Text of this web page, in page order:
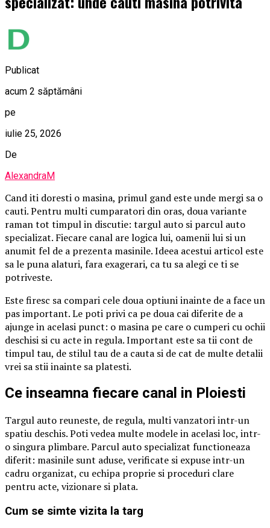
Publicat
acum 2 săptămâni
pe
iulie 25, 2026
De
AlexandraM
Cand iti doresti o masina, primul gand este unde mergi sa o
cauti. Pentru multi cumparatori din oras, doua variante
raman tot timpul in discutie: targul auto si parcul auto
specializat. Fiecare canal are logica lui, oamenii lui si un
anumit fel de a prezenta masinile. Ideea acestui articol este
sa le puna alaturi, fara exagerari, ca tu sa alegi ce ti se
potriveste.
Este firesc sa compari cele doua optiuni inainte de a face un
pas important. Le poti privi ca pe doua cai diferite de a
ajunge in acelasi punct: o masina pe care o cumperi cu ochii
deschisi si cu acte in regula. Important este sa tii cont de
timpul tau, de stilul tau de a cauta si de cat de multe detalii
vrei sa stii inainte sa platesti.
Ce inseamna fiecare canal in Ploiesti
Targul auto reuneste, de regula, multi vanzatori intr-un
spatiu deschis. Poti vedea multe modele in acelasi loc, intr-
o singura plimbare. Parcul auto specializat functioneaza
diferit: masinile sunt aduse, verificate si expuse intr-un
cadru organizat, cu echipa proprie si proceduri clare
pentru acte, vizionare si plata.
Cum se simte vizita la targ